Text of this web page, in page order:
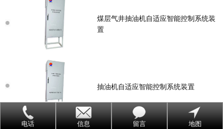
煤层气井抽油机自适应智能控制系统装
置
抽油机自适应智能控制系统装置
电话 信息 留言 地图